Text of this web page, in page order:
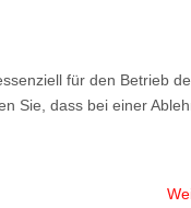
für den Betrieb
Sie, dass bei einer